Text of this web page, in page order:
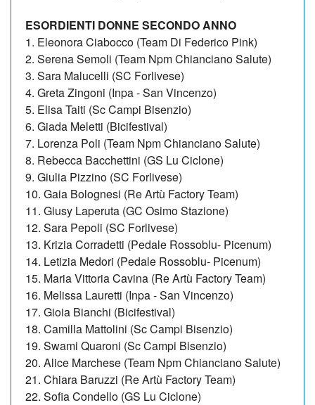
ESORDIENTI DONNE SECONDO ANNO
1. Eleonora Ciabocco (Team Di Federico Pink)
2. Serena Semoli (Team Npm Chianciano Salute)
3. Sara Malucelli (SC Forlivese)
4. Greta Zingoni (Inpa - San Vincenzo)
5. Elisa Taiti (Sc Campi Bisenzio)
6. Giada Meletti (Bicifestival)
7. Lorenza Poli (Team Npm Chianciano Salute)
8. Rebecca Bacchettini (GS Lu Ciclone)
9. Giulia Pizzino (SC Forlivese)
10. Gaia Bolognesi (Re Artù Factory Team)
11. Giusy Laperuta (GC Osimo Stazione)
12. Sara Pepoli (SC Forlivese)
13. Krizia Corradetti (Pedale Rossoblu- Picenum)
14. Letizia Medori (Pedale Rossoblu- Picenum)
15. Maria Vittoria Cavina (Re Artù Factory Team)
16. Melissa Lauretti (Inpa - San Vincenzo)
17. Gioia Bianchi (Bicifestival)
18. Camilla Mattolini (Sc Campi Bisenzio)
19. Swami Quaroni (Sc Campi Bisenzio)
20. Alice Marchese (Team Npm Chianciano Salute)
21. Chiara Baruzzi (Re Artù Factory Team)
22. Sofia Condello (GS Lu Ciclone)